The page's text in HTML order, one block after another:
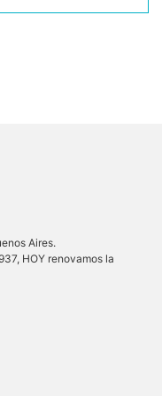
Aires.
HOY renovamos la